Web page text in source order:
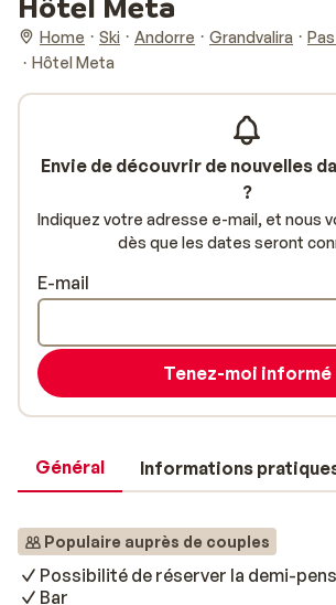
Home Ski Andorre Grandvalira
Hôtel Meta
Général Informations
Populaire auprès de couples
Possibilité de réserver la demi-
Bar
Envie de découvrir de nouvelles
?
Indiquez votre adresse e-mail, et nous
dès que les dates seront
E-mail
Tenez-moi informé